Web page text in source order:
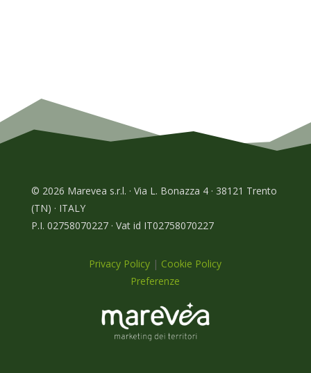
© 2026 Marevea s.r.l. · Via L. Bonazza 4 · 38121 Trento
(TN) · ITALY
P.I. 02758070227 · Vat id IT02758070227
Privacy Policy | Cookie Policy
Preferenze